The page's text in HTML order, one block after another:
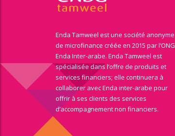
Enda Tamweel est une société anonyme
de microfinance créée en 2015 par l’ONG
Enda Inter-arabe. Enda Tamweel est
spécialisée dans l’offre de produits et
services financiers; elle continuera à
collaborer avec Enda inter-arabe pour
offrir à ses clients des services
d’accompagnement non financiers.